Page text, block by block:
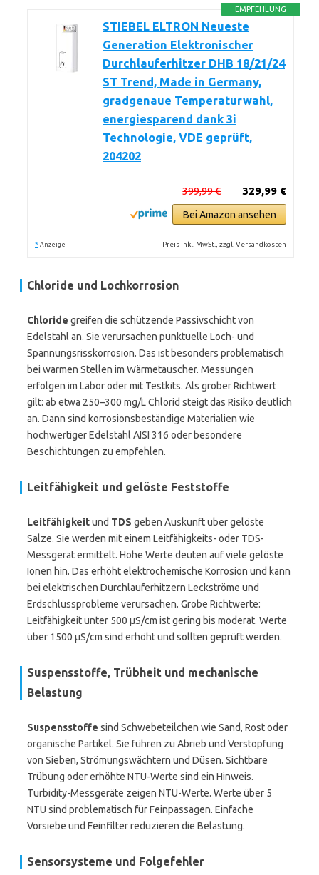
EMPFEHLUNG
STIEBEL ELTRON Neueste
Generation Elektronischer
Durchlauferhitzer DHB 18/21/24
ST Trend, Made in Germany,
gradgenaue Temperaturwahl,
energiesparend dank 3i
Technologie, VDE geprüft,
204202
329,99 €
399,99 €
Bei Amazon ansehen
* Anzeige Preis inkl. MwSt., zzgl. Versandkosten
Chloride und Lochkorrosion
Chloride greifen die schützende Passivschicht von
Edelstahl an. Sie verursachen punktuelle Loch- und
Spannungsrisskorrosion. Das ist besonders problematisch
bei warmen Stellen im Wärmetauscher. Messungen
erfolgen im Labor oder mit Testkits. Als grober Richtwert
gilt: ab etwa 250–300 mg/L Chlorid steigt das Risiko deutlich
an. Dann sind korrosionsbeständige Materialien wie
hochwertiger Edelstahl AISI 316 oder besondere
Beschichtungen zu empfehlen.
Leitfähigkeit und gelöste Feststoffe
Leitfähigkeitund TDS geben Auskunft über gelöste
Salze. Sie werden mit einem Leitfähigkeits- oder TDS-
Messgerät ermittelt. Hohe Werte deuten auf viele gelöste
Ionen hin. Das erhöht elektrochemische Korrosion und kann
bei elektrischen Durchlauferhitzern Leckströme und
Erdschlussprobleme verursachen. Grobe Richtwerte:
Leitfähigkeit unter 500 µS/cm ist gering bis moderat. Werte
über 1500 µS/cm sind erhöht und sollten geprüft werden.
Suspensstoffe, Trübheit und mechanische
Belastung
Suspensstoffe sind Schwebeteilchen wie Sand, Rost oder
organische Partikel. Sie führen zu Abrieb und Verstopfung
von Sieben, Strömungswächtern und Düsen. Sichtbare
Trübung oder erhöhte NTU-Werte sind ein Hinweis.
Turbidity-Messgeräte zeigen NTU-Werte. Werte über 5
NTU sind problematisch für Feinpassagen. Einfache
Vorsiebe und Feinfilter reduzieren die Belastung.
Sensorsysteme und Folgefehler